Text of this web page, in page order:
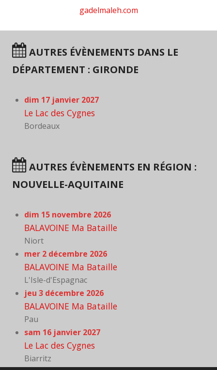
gadelmaleh.com
AUTRES ÉVÈNEMENTS DANS LE
DÉPARTEMENT : GIRONDE
dim 17 janvier 2027
Le Lac des Cygnes
Bordeaux
AUTRES ÉVÈNEMENTS EN RÉGION :
NOUVELLE-AQUITAINE
dim 15 novembre 2026
BALAVOINE Ma Bataille
Niort
mer 2 décembre 2026
BALAVOINE Ma Bataille
L'Isle-d'Espagnac
jeu 3 décembre 2026
BALAVOINE Ma Bataille
Pau
sam 16 janvier 2027
Le Lac des Cygnes
Biarritz